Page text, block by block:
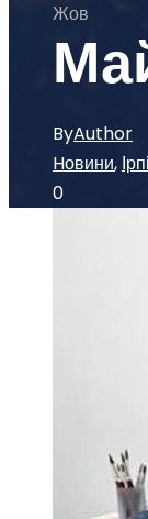
Жов
ByAuthor
Hовини,
0